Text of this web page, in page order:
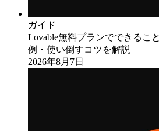
ガイド
Lovable無料プランでできるこ
例・使い倒すコツを解説
2026年8月7日